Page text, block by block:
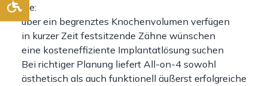
die:
über ein begrenztes Knochenvolumen verfügen
in kurzer Zeit festsitzende Zähne wünschen
eine kosteneffiziente Implantatlösung suchen
Bei richtiger Planung liefert All-on-4 sowohl
ästhetisch als auch funktionell äußerst erfolgreiche